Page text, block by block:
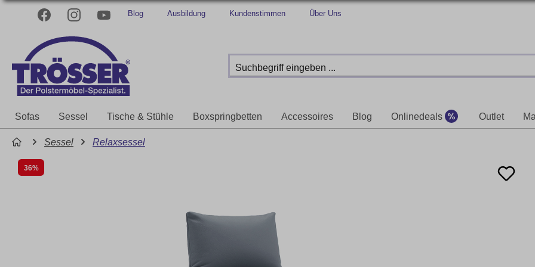
Blog Ausbildung Kundenstimmen Über Uns
Sofas Sessel Tische & Stühle Boxspringbetten Accessoires Blog Onlinedeals Outlet
Sessel Relaxsessel
36%